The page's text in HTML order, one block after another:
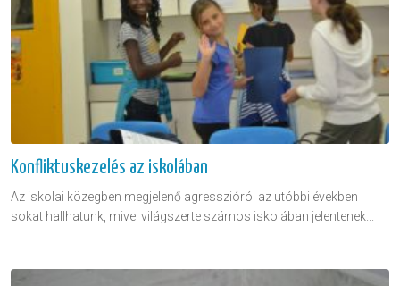
Konfliktuskezelés az iskolában
Az iskolai közegben megjelenő agresszióról az utóbbi években
sokat hallhatunk, mivel világszerte számos iskolában jelentenek...